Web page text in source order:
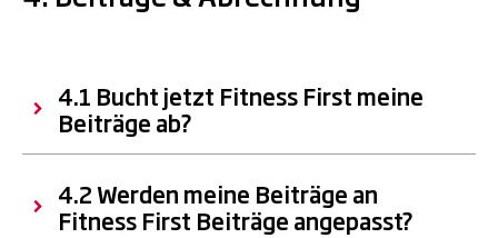
4.1 Bucht jetzt Fitness First meine
Beiträge ab?
4.2 Werden meine Beiträge an
Fitness First Beiträge angepasst?